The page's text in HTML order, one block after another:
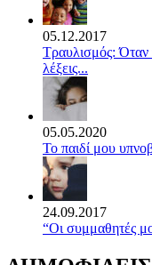
05.12.2017
Τραυλισμός: Όταν
λέξεις...
05.05.2020
Το παιδί μου
24.09.2017
“Οι συμμαθητές